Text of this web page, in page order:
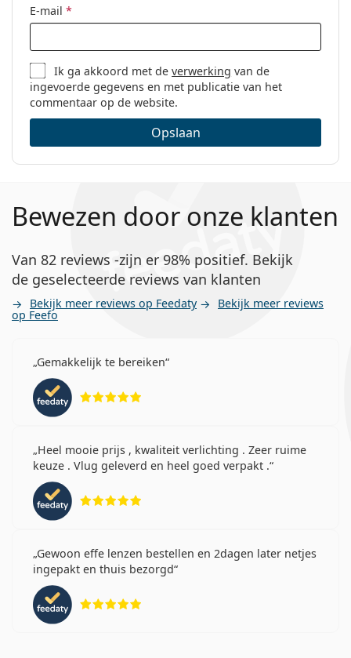
E-mail *
Ik ga akkoord met deverwerking van de
ingevoerde gegevens en met publicatie van het
commentaar op de website.
Opslaan
Bewezen door onze klanten
Van 82 reviews -zijn er 98% positief. Bekijk
de geselecteerde reviews van klanten
Bekijk meer reviews op Feedaty Bekijk meer reviews
op Feefo
Gemakkelijk te bereiken
Heel mooie prijs , kwaliteit verlichting . Zeer ruime
keuze . Vlug geleverd en heel goed verpakt .
Gewoon effe lenzen bestellen en 2dagen later netjes
ingepakt en thuis bezorgd